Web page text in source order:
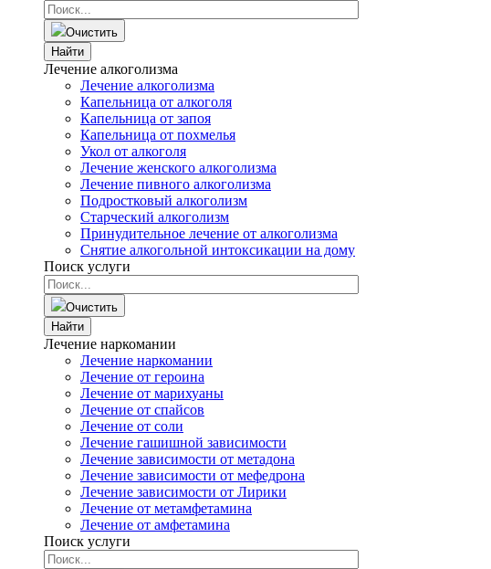
Очистить
Найти
Лечение алкоголизма
Лечение алкоголизма
Капельница от алкоголя
Капельница от запоя
Капельница от похмелья
Укол от алкоголя
Лечение женского алкоголизма
Лечение пивного алкоголизма
Подростковый алкоголизм
Старческий алкоголизм
Принудительное лечение от алкоголизма
Снятие алкогольной интоксикации на дому
Поиск услуги
Очистить
Найти
Лечение наркомании
Лечение наркомании
Лечение от героина
Лечение от марихуаны
Лечение от спайсов
Лечение от соли
Лечение гашишной зависимости
Лечение зависимости от метадона
Лечение зависимости от мефедрона
Лечение зависимости от Лирики
Лечение от метамфетамина
Лечение от амфетамина
Поиск услуги